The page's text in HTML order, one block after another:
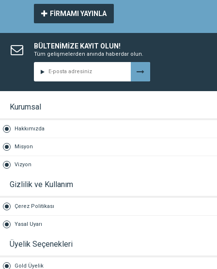
FİRMAMI YAYINLA
BÜLTENİMİZE KAYIT OLUN!
Tüm gelişmelerden anında haberdar olun.
Kurumsal
Hakkımızda
Misyon
Vizyon
Gizlilik ve Kullanım
Çerez Politikası
Yasal Uyarı
Üyelik Seçenekleri
Gold Üyelik